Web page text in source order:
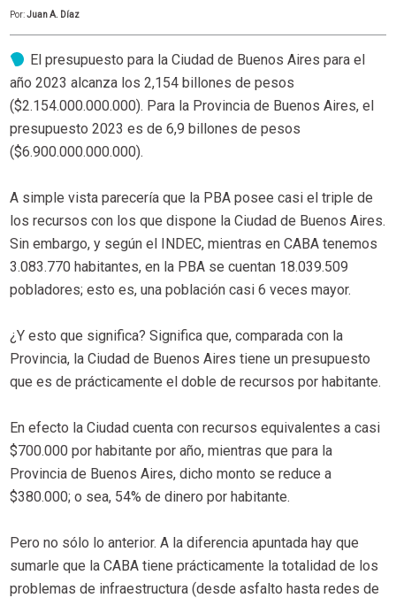
Por:Juan A. Díaz
El presupuesto para la Ciudad de Buenos Aires para el
año 2023 alcanza los 2,154 billones de pesos
($2.154.000.000.000). Para la Provincia de Buenos Aires, el
presupuesto 2023 es de 6,9 billones de pesos
($6.900.000.000.000).
A simple vista parecería que la PBA posee casi el triple de
los recursos con los que dispone la Ciudad de Buenos Aires.
Sin embargo, y según el INDEC, mientras en CABA tenemos
3.083.770 habitantes, en la PBA se cuentan 18.039.509
pobladores; esto es, una población casi 6 veces mayor.
¿Y esto que significa? Significa que, comparada con la
Provincia, la Ciudad de Buenos Aires tiene un presupuesto
que es de prácticamente el doble de recursos por habitante.
En efecto la Ciudad cuenta con recursos equivalentes a casi
$700.000 por habitante por año, mientras que para la
Provincia de Buenos Aires, dicho monto se reduce a
$380.000; o sea, 54% de dinero por habitante.
Pero no sólo lo anterior. A la diferencia apuntada hay que
sumarle que la CABA tiene prácticamente la totalidad de los
problemas de infraestructura (desde asfalto hasta redes de